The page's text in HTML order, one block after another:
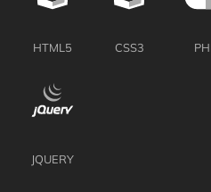
HTML5 CSS3
JQUERY